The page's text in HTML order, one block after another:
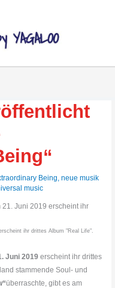
Being,neue musik
music
ihr drittes Album "Real Life".
Juni 2019 erscheint ihr drittes
stammende Soul- und
überraschte, gibt es am